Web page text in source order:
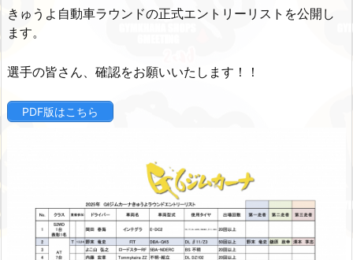
きゅうよ自動車ラウンドの正式エントリーリストを公開し
ます。
選手の皆さん、確認をお願いいたします！！
PDF版はこちら